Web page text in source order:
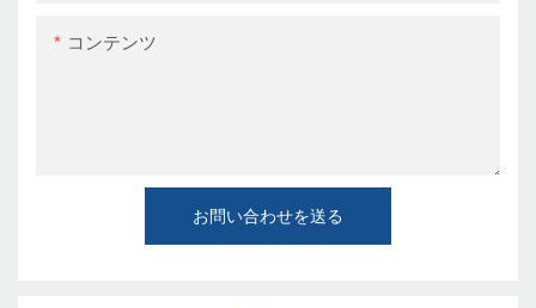
コンテンツ
お問い合わせを送る